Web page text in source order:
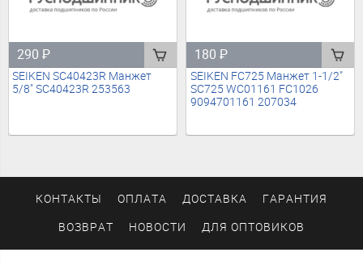
290₽
SEIKEN SC40423R Манжет
5/8" SC40423R 253563
180₽
SEIKEN FC725 Манжет 1-1/2"
SC725 WC01161 FC1026
9094701161 207034
КОНТАКТЫ ОПЛАТА ДОСТАВКА ГАРАНТИЯ
ВОЗВРАТ НОВОСТИ ДЛЯ ОПТОВИКОВ